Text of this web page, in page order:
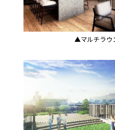
▲マルチラウ